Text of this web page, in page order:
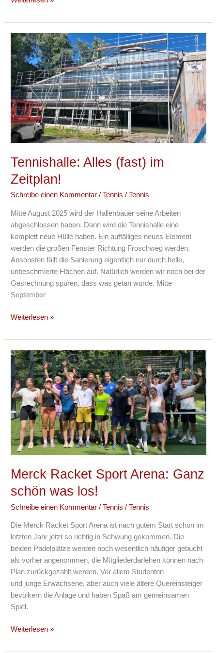
Tennishalle: Alles (fast) im
Zeitplan!
Schreibe einen Kommentar /Tennis /Tennis
Mitte August 2025 wird der Hallenbauer seine Arbeiten
abgeschlossen haben. Dann wird die Tennishalle eine
komplett neue Hülle haben. Ein auffälliges neues Element
werden die großen Fenster Richtung Froschweg werden.
Ansonsten fällt die Sanierung eigentlich nur durch helle,
unbeschmierte Flächen auf. Natürlich werden wir noch bei der
Gasrechnung spüren, dass was getan wurde. Mitte
September
Tennishalle:
Alles
(fast)
im
Zeitplan!
Weiterlesen »
Merck Racket Sport Arena: Ganz
schön was los!
Schreibe einen Kommentar /Tennis /Tennis
Die Merck Racket Sport Arena ist nach gutem Start schon im
letzten Jahr jetzt so richtig in Schwung gekommen. Die
beiden Padelplätze werden noch wesentlich häufiger gebucht
als vorher angenommen, die Mitgliederdarlehen können nach
Plan zurückgezahlt werden. Vor allem Studenten
und junge Erwachsene, aber auch viele ältere Quereinsteiger
bevölkern die Anlage und haben Spaß am gemeinsamen
Spiel.
Merck
Racket
Sport
Arena:
Ganz
schön
was
los!
Weiterlesen »